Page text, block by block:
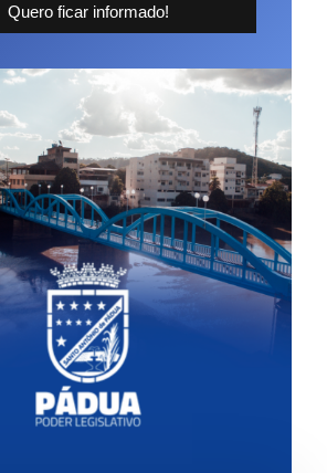
Quero ficar informado!